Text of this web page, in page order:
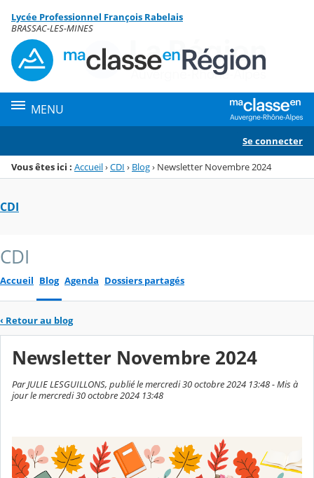
Menu de la rubrique
Contenu
Lycée Professionnel François Rabelais
BRASSAC-LES-MINES
MENU
Se connecter
Vous êtes ici : Accueil›CDI › Blog› Newsletter Novembre 2024
CDI
CDI
Accueil Blog Agenda Dossiers partagés
‹ Retour au blog
Newsletter Novembre 2024
Par JULIE LESGUILLONS, publié le mercredi 30 octobre 2024 13:48 - Mis à
jour le mercredi 30 octobre 2024 13:48